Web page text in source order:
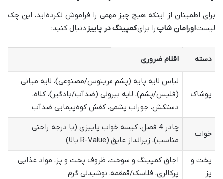
برای اطمینان از اینکه هیچ چیز مهمی را فراموش نکرده‌اید، این چک
لیستاورامان شاپ را برایکمپینگ در پاییز دنبال کنید:
دسته اقلام ضروری
پوشاک
لباس لایه پایه (پشم مرینوس/مصنوعی)، لایه میانی
(فلیس/پشم)، لایه بیرونی (ضدآب/بادگیر)، کلاه،
دستکش، جوراب پشمی، کفش کوه‌پیمایی ضدآب
خواب
چادر 4 فصل، کیسه خواب پاییزی (با درجه راحتی
مناسب)، زیرانداز عایق (R-Value بالا)
پخت و
پز
اجاق کمپینگ و سوخت، ظروف پخت و پز، مواد غذایی
پرکالری، فلاسک/قمقمه، نوشیدنی گرم